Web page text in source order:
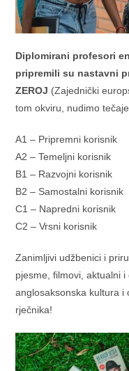
Diplomirani profesori
pripremili su nastavni
ZEROJ (Zajednički
tom okviru, nudimo
A1 – Pripremni korisnik
A2 – Temeljni korisnik
B1 – Razvojni korisnik
B2 – Samostalni korisnik
C1 – Napredni korisnik
C2 – Vrsni korisnik
Zanimljivi udžbenici i
pjesme, filmovi, aktualni i
anglosaksonska kultura
rječnika!